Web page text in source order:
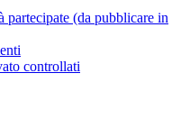
partecipate (da pubblicare in
controllati